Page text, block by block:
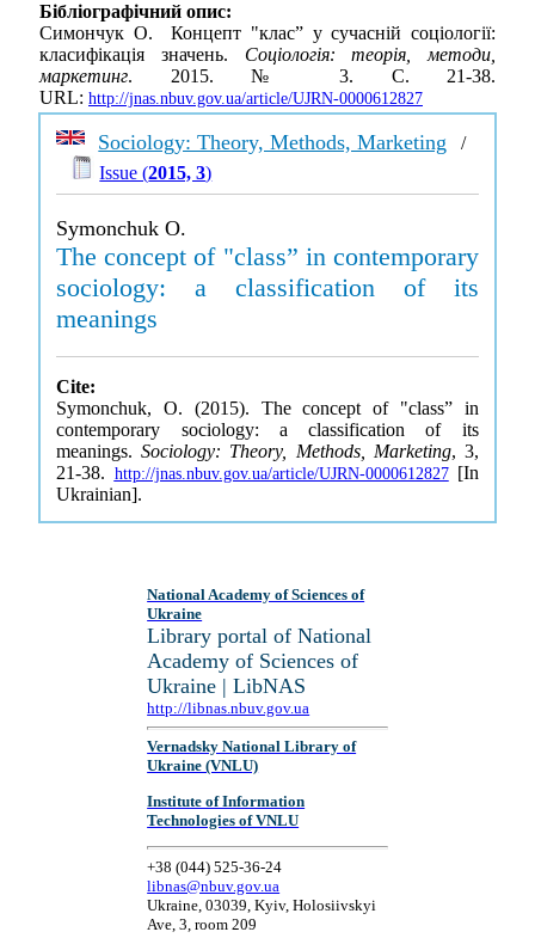
Бібліографічний опис:
Симончук О. Концепт "клас” у сучасній соціології:
класифікація значень. Соціологія: теорія, методи,
маркетинг. 2015. № 3. С. 21-38.
URL: http://jnas.nbuv.gov.ua/article/UJRN-0000612827
Sociology: Theory, Methods, Marketing /
Issue (2015, 3)
Symonchuk O.
The concept of "class” in contemporary
sociology: a classification of its
meanings
Cite:
Symonchuk, O. (2015). The concept of "class” in
contemporary sociology: a classification of its
meanings.Sociology: Theory, Methods, Marketing, 3,
21-38. http://jnas.nbuv.gov.ua/article/UJRN-0000612827[In
Ukrainian].
National Academy of Sciences of
Ukraine
Library portal of National
Academy of Sciences of
Ukraine | LibNAS
http://libnas.nbuv.gov.ua
Vernadsky National Library of
Ukraine (VNLU)
Institute of Information
Technologies of VNLU
+38 (044) 525-36-24
libnas@nbuv.gov.ua
Ukraine, 03039, Kyiv, Holosiivskyi
Ave, 3, room 209